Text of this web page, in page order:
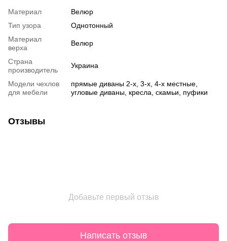
Материал
Велюр
Тип узора
Однотонный
Материал
верха
Велюр
Страна
производитель
Украина
Модели чехлов
для мебели
прямые диваны 2-х, 3-х, 4-х местные,
угловые диваны, кресла, скамьи, пуфики
Отзывы
Добавьте первый отзыв
Написать отзыв